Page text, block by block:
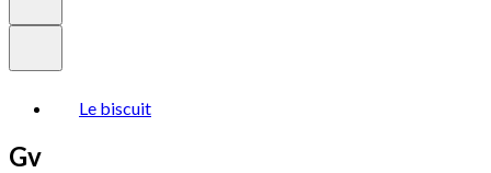
Le biscuit
Gv